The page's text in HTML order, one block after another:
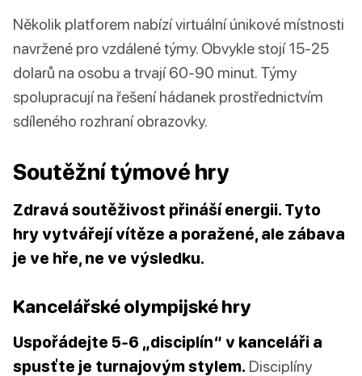
Několik platforem nabízí virtuální únikové místnosti
navržené pro vzdálené týmy. Obvykle stojí 15-25
dolarů na osobu a trvají 60-90 minut. Týmy
spolupracují na řešení hádanek prostřednictvím
sdíleného rozhraní obrazovky.
Soutěžní týmové hry
Zdravá soutěživost přináší energii. Tyto
hry vytvářejí vítěze a poražené, ale zábava
je ve hře, ne ve výsledku.
Kancelářské olympijské hry
Uspořádejte 5-6 „disciplín“ v kanceláři a
spusťte je turnajovým stylem. Disciplíny